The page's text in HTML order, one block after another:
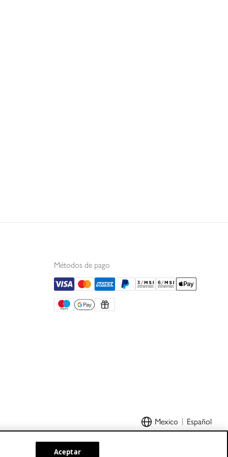
Métodos de pago
Mexico Español
Aceptar